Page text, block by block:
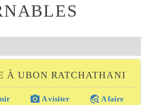
À UBON RATCHATHANI
photo_camera A visiter travel_explore A faire